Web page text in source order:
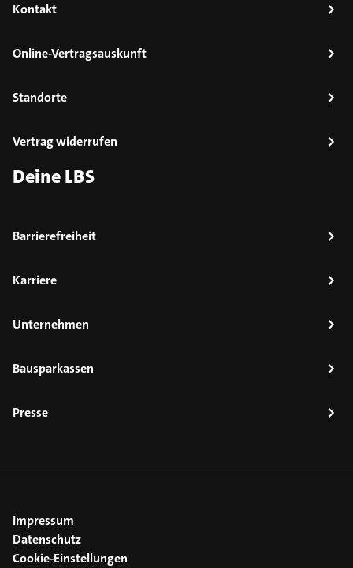
Kontakt
Online-Vertragsauskunft
Standorte
Vertrag widerrufen
Deine LBS
Barrierefreiheit
Karriere
Unternehmen
Bausparkassen
Presse
Impressum
Datenschutz
Cookie-Einstellungen